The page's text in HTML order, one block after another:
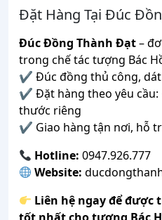
Đặt Hàng Tại Đúc
Đúc Đồng Thành Đạt–
trong chế tác tượng Bác
✔ Đúc đồng thủ công, dát
✔ Đặt hàng theo yêu cầu:
thước riêng
✔ Giao hàng tận nơi, hỗ
Hotline: 0947.926.777
Website:
Liên hệ ngay để được